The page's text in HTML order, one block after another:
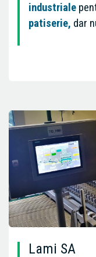
industriale
patiserie, dar
Lami SA